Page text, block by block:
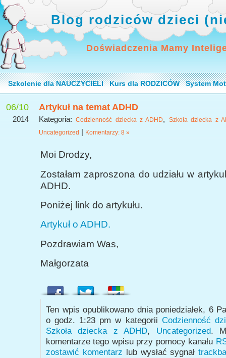
Blog rodziców dzieci
Doświadczenia Mamy
Szkolenie dla NAUCZYCIELI Kurs dla RODZICÓW System
06/10
2014
Artykuł na temat ADHD
Kategoria:Codzienność dziecka z ADHD,
Szkoła dziecka z
Uncategorized | Komentarzy: 8 »
Moi Drodzy,
Zostałam zaproszona do udziału w
ADHD.
Poniżej link do artykułu.
Artykuł o ADHD.
Pozdrawiam Was,
Małgorzata
Ten wpis opublikowano dnia poniedziałek, 6
o godz. 1:23 pm w kategorii Codzienność
Szkoła dziecka z ADHD, Uncategorized.
komentarze tego wpisu przy pomocy kanału
zostawić komentarz lub wysłać sygnał